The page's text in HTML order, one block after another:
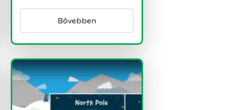
Bővebben